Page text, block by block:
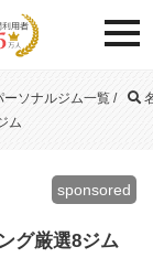
ーソナルジム一覧 /
ム
sponsored
グ厳選8ジム